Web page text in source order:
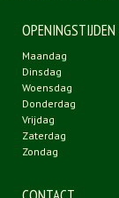
OPENINGSTIJDEN
Maandag
Dinsdag
Woensdag
Donderdag
Vrijdag
Zaterdag
Zondag